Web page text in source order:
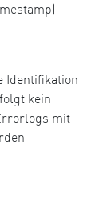
Identifikation
kein
mit